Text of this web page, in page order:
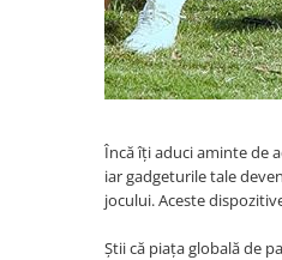
Telefoane mobile F150
Telefoane mobile HUAWEI
Telefoane mobile iHunt
Telefoane mobile AGM
Telefoane mobile Realme
Telefoane mobile ZTE Nubia
Telefoane mobile ALTE
Încă îți aduci aminte de
iar gadgeturile tale
jocului. Aceste
Știi că piața globală de